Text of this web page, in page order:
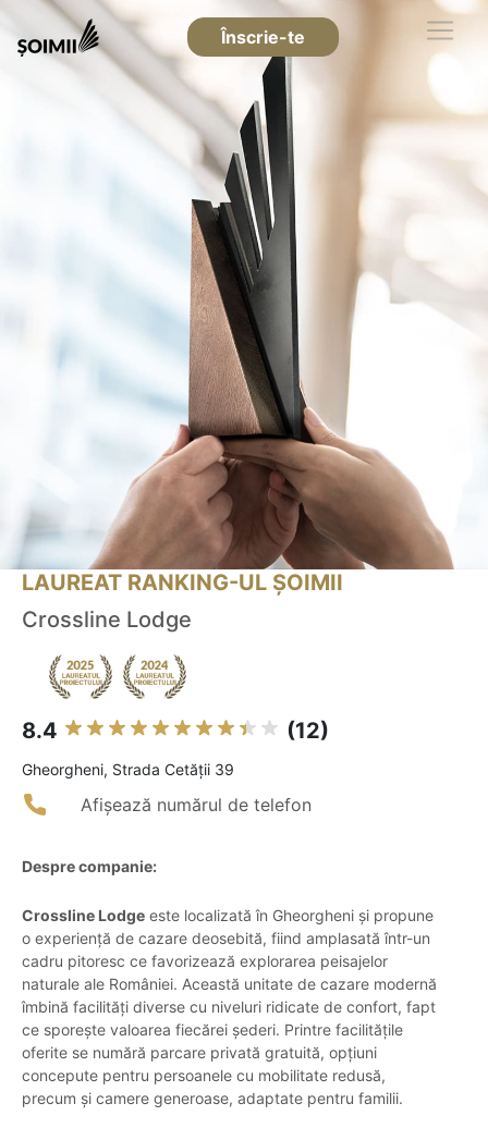
Înscrie-te
LAUREAT RANKING-UL ȘOIMII
Crossline Lodge
8.4 (12)
Gheorgheni, Strada Cetăţii 39
Afișează numărul de telefon
Despre companie:
Crossline Lodge este localizată în Gheorgheni și propune
o experiență de cazare deosebită, fiind amplasată într-un
cadru pitoresc ce favorizează explorarea peisajelor
naturale ale României. Această unitate de cazare modernă
îmbină facilități diverse cu niveluri ridicate de confort, fapt
ce sporește valoarea fiecărei șederi. Printre facilitățile
oferite se numără parcare privată gratuită, opțiuni
concepute pentru persoanele cu mobilitate redusă,
precum și camere generoase, adaptate pentru familii.